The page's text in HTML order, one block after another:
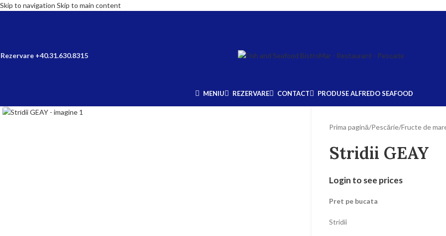
Skip to navigation Skip to main content
Rezervare +40.31.630.8315
MENIU REZERVARE CONTACT PRODUSE ALFREDO SEAFOOD
Prima pagină/Pescărie/Fructe de
Stridii GEAY
Login to see prices
Pret pe bucata
Stridii